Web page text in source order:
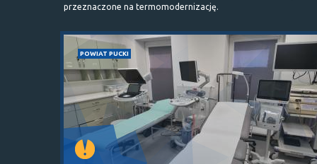
przeznaczone na termomodernizację.
POWIAT PUCKI